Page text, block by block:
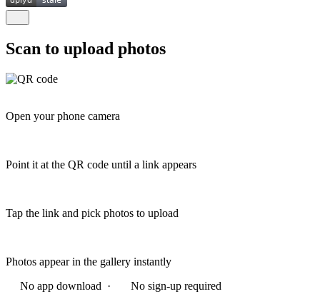
Scan to upload photos
Open your phone camera
Point it at the QR code until a link appears
Tap the link and pick photos to upload
Photos appear in the gallery instantly
No app download ·
No sign-up required